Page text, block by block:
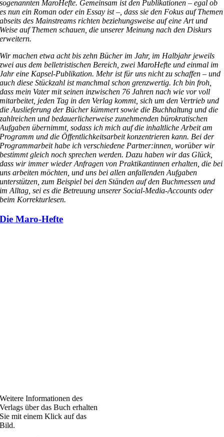
sogenannten MaroHefte. Gemeinsam ist den Publikationen – egal ob
es nun ein Roman oder ein Essay ist –, dass sie den Fokus auf Themen
abseits des Mainstreams richten beziehungsweise auf eine Art und
Weise auf Themen schauen, die unserer Meinung nach den Diskurs
erweitern.
Wir machen etwa acht bis zehn Bücher im Jahr, im Halbjahr jeweils
zwei aus dem belletristischen Bereich, zwei MaroHefte und einmal im
Jahr eine Kapsel-Publikation. Mehr ist für uns nicht zu schaffen – und
auch diese Stückzahl ist manchmal schon grenzwertig. Ich bin froh,
dass mein Vater mit seinen inzwischen 76 Jahren nach wie vor voll
mitarbeitet, jeden Tag in den Verlag kommt, sich um den Vertrieb und
die Auslieferung der Bücher kümmert sowie die Buchhaltung und die
zahlreichen und bedauerlicherweise zunehmenden bürokratischen
Aufgaben übernimmt, sodass ich mich auf die inhaltliche Arbeit am
Programm und die Öffentlichkeitsarbeit konzentrieren kann. Bei der
Programmarbeit habe ich verschiedene Partner:innen, worüber wir
bestimmt gleich noch sprechen werden. Dazu haben wir das Glück,
dass wir immer wieder Anfragen von Praktikantinnen erhalten, die bei
uns arbeiten möchten, und uns bei allen anfallenden Aufgaben
unterstützen, zum Beispiel bei den Ständen auf den Buchmessen und
im Alltag, sei es die Betreuung unserer Social-Media-Accounts oder
beim Korrekturlesen.
Die Maro-Hefte
Weitere Informationen des
Verlags über das Buch erhalten
Sie mit einem Klick auf das
Bild.